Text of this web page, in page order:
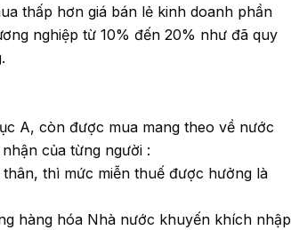
thấp hơn giá bán lẻ kinh doanh phần
nghiệp từ 10% đến 20% như đã quy
A, còn được mua mang theo về nước
của từng người :
thì mức miễn thuế được hưởng là
hàng hóa Nhà nước khuyến khích nhập